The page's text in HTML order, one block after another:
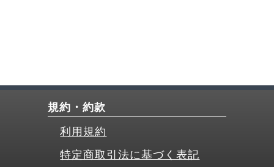
規約・約款
利用規約
特定商取引法に基づく表記